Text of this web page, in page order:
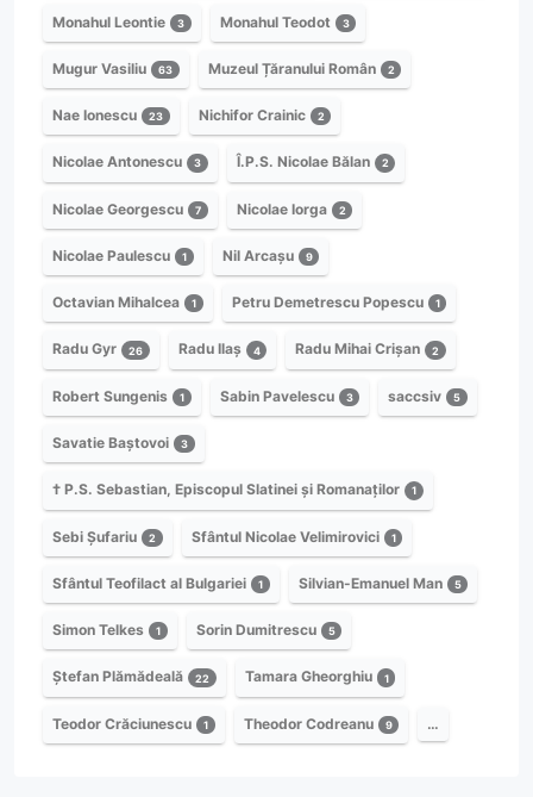
Monahul Leontie 3 Monahul Teodot 3
Mugur Vasiliu 63 Muzeul Țăranului Român 2
Nae Ionescu 23 Nichifor Crainic 2
Nicolae Antonescu 3 Î.P.S. Nicolae Bălan 2
Nicolae Georgescu 7 Nicolae Iorga 2
Nicolae Paulescu 1 Nil Arcașu 9
Octavian Mihalcea 1 Petru Demetrescu Popescu 1
Radu Gyr 26 Radu Ilaș 4 Radu Mihai Crișan 2
Robert Sungenis 1 Sabin Pavelescu 3 saccsiv 5
Savatie Baștovoi 3
† P.S. Sebastian, Episcopul Slatinei și Romanaților 1
Sebi Șufariu 2 Sfântul Nicolae Velimirovici 1
Sfântul Teofilact al Bulgariei 1 Silvian-Emanuel Man 5
Simon Telkes 1 Sorin Dumitrescu 5
Ștefan Plămădeală 22 Tamara Gheorghiu 1
Teodor Crăciunescu 1 Theodor Codreanu 9 …